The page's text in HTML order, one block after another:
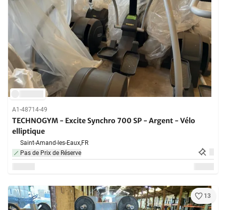
A1-48714-49
TECHNOGYM - Excite Synchro 700 SP - Argent - Vélo
elliptique
Saint-Amand-les-Eaux,FR
Pas de Prix de Réserve
13